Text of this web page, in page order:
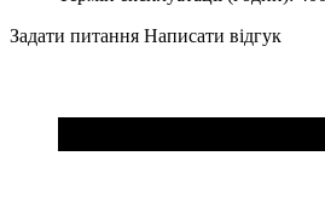
Задати питання Написати відгук